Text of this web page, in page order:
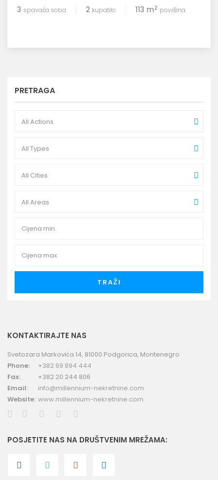
3 spavaća soba 2 kupatilo 113 m2 površina
PRETRAGA
All Actions
All Types
All Cities
All Areas
TRAŽI
KONTAKTIRAJTE NAS
Svetozara Markovića 14, 81000 Podgorica, Montenegro
Phone:
+382 69 894 444
Fax:
+382 20 244 806
Email:
info@millennium-nekretnine.com
Website: www.millennium-nekretnine.com
POSJETITE NAS NA DRUŠTVENIM MREŽAMA: